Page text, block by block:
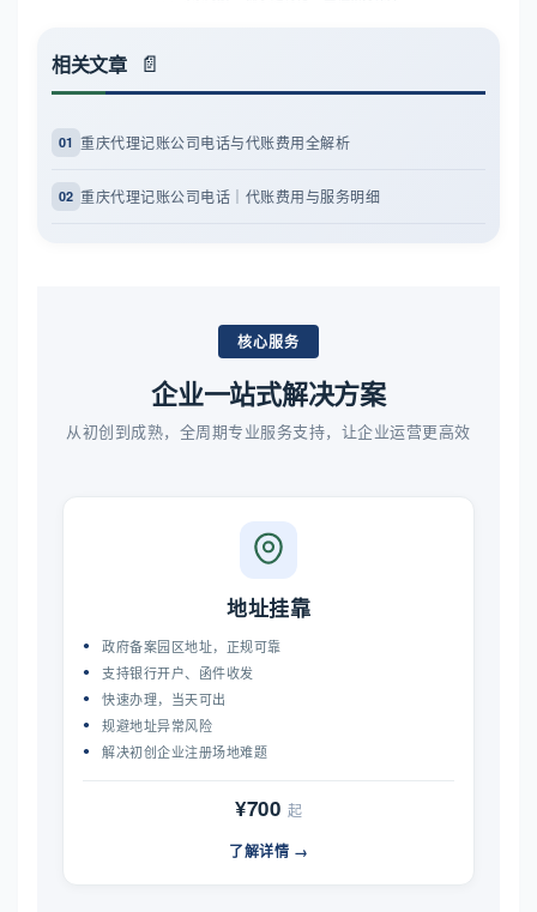
相关文章
01 重庆代理记账公司电话与代账费用全解析
02 重庆代理记账公司电话｜代账费用与服务明细
核心服务
企业一站式解决方案
从初创到成熟，全周期专业服务支持，让企业运营更高效
地址挂靠
政府备案园区地址，正规可靠
支持银行开户、函件收发
快速办理，当天可出
规避地址异常风险
解决初创企业注册场地难题
¥700 起
了解详情 →